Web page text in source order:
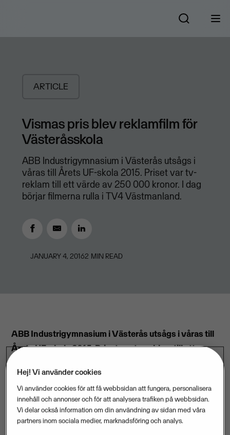
ARTICLE
​Vismas pris blev reklamfilm för
Västeråsskola
ABB Industrigymnasium i Västerås utsågs i
våras till Årets UF-skola 2015. Priset var tv-
reklam till ett värde av 250 000 kronor. I dag
börjar filmerna rulla i TV4 Västmanland.
JANUARY 4, 20162 MIN READ
ABB Industrigymnasium i Västerås utsågs i våras till
Årets UF-skola 2015. Priset var tv-reklam till ett
TV4 Västmanland.
− Utmärkelsen är ett fantastiskt erkännande för alla
lärare och elever som har jobbat hårt i många år. Att
synas i tv, en kanal vi aldrig skulle ha möjlighet att
Hej! Vi använder cookies
Vi använder cookies för att få webbsidan att fungera, personalisera
innehåll och annonser och för att analysera trafiken på webbsidan.
Vi delar också information om din användning av sidan med våra
partners inom sociala medier, marknadsföring och analys.